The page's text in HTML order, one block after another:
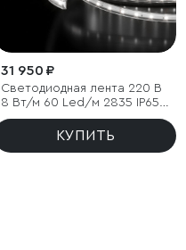
31 950 ₽
Светодиодная лента 220 В
8 Вт/м 60 Led/м 2835 IP65,
холодный белый 6500K, 50
КУПИТЬ